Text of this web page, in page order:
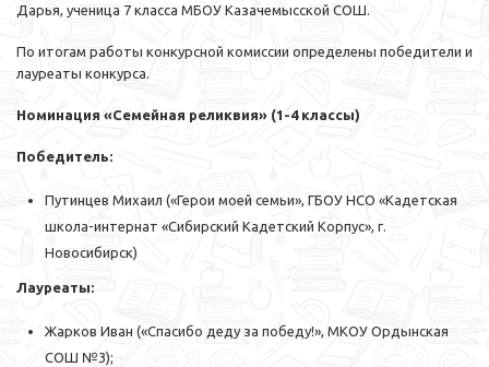
Дарья, ученица 7 класса МБОУ Казачемысской СОШ.
По итогам работы конкурсной комиссии определены победители и
лауреаты конкурса.
Номинация «Семейная реликвия» (1-4 классы)
Победитель:
Путинцев Михаил («Герои моей семьи», ГБОУ НСО «Кадетская
школа-интернат «Сибирский Кадетский Корпус», г.
Новосибирск)
Лауреаты:
Жарков Иван («Спасибо деду за победу!», МКОУ Ордынская
СОШ №3);